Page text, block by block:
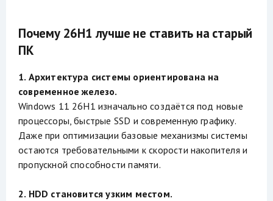
Почему 26H1 лучше не ставить на старый
ПК
1. Архитектура системы ориентирована на
современное железо.
Windows 11 26H1 изначально создаётся под новые
процессоры, быстрые SSD и современную графику.
Даже при оптимизации базовые механизмы системы
остаются требовательными к скорости накопителя и
пропускной способности памяти.
2. HDD становится узким местом.